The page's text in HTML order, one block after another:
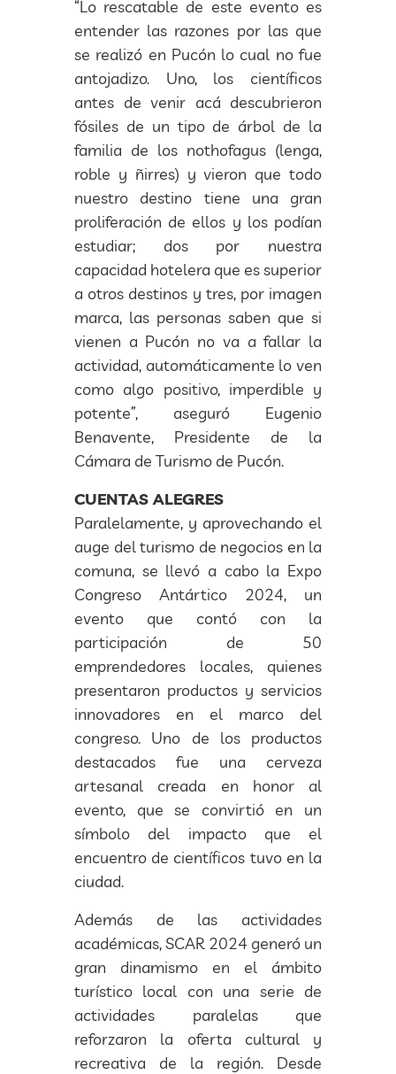
“Lo rescatable de este evento es
entender las razones por las que
se realizó en Pucón lo cual no fue
antojadizo. Uno, los científicos
antes de venir acá descubrieron
fósiles de un tipo de árbol de la
familia de los nothofagus (lenga,
roble y ñirres) y vieron que todo
nuestro destino tiene una gran
proliferación de ellos y los podían
estudiar; dos por nuestra
capacidad hotelera que es superior
a otros destinos y tres, por imagen
marca, las personas saben que si
vienen a Pucón no va a fallar la
actividad, automáticamente lo ven
como algo positivo, imperdible y
potente”, aseguró Eugenio
Benavente, Presidente de la
Cámara de Turismo de Pucón.
CUENTAS ALEGRES
Paralelamente, y aprovechando el
auge del turismo de negocios en la
comuna, se llevó a cabo la Expo
Congreso Antártico 2024, un
evento que contó con la
participación de 50
emprendedores locales, quienes
presentaron productos y servicios
innovadores en el marco del
congreso. Uno de los productos
destacados fue una cerveza
artesanal creada en honor al
evento, que se convirtió en un
símbolo del impacto que el
encuentro de científicos tuvo en la
ciudad.
Además de las actividades
académicas, SCAR 2024 generó un
gran dinamismo en el ámbito
turístico local con una serie de
actividades paralelas que
reforzaron la oferta cultural y
recreativa de la región. Desde